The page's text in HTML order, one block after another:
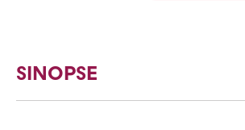
SINOPSE